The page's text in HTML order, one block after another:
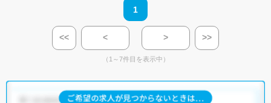
1
<< < > >>
（1～7件目を表示中）